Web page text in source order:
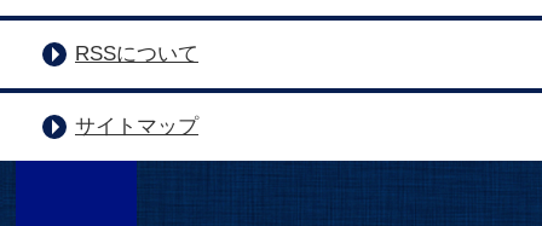
RSSについて
サイトマップ